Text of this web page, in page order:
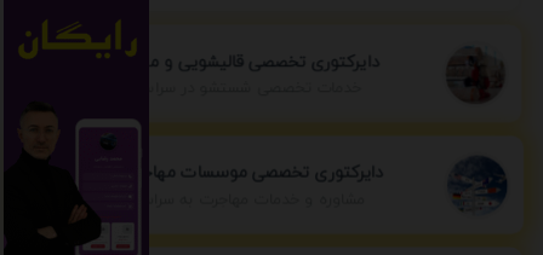
دایرکتوری تخصصی قالیشویی و مبل شویی
دایرکتوری تخصصی موسسات مهاجرتی ایران
مشاوره و خدمات مهاجرت به سراسر جهان